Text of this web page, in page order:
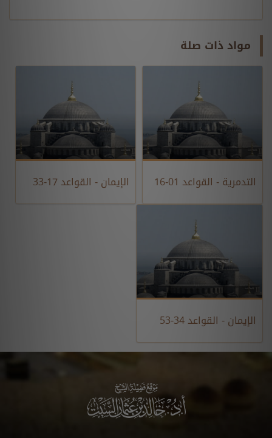
مواد ذات صلة
التدمرية - القواعد 01-16 الإيمان - القواعد 17-33
الإيمان - القواعد 34-53